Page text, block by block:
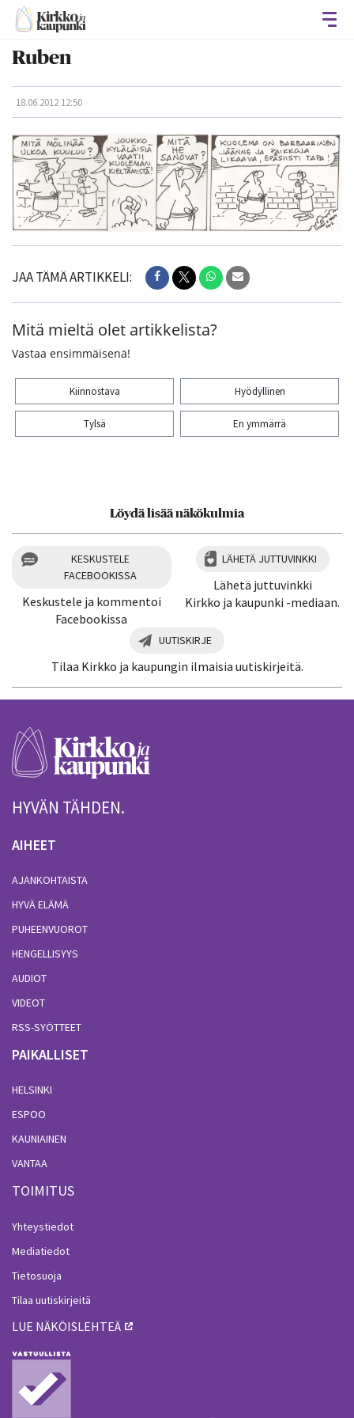
Ruben
18.06.2012 12:50
JAA TÄMÄ ARTIKKELI:
Mitä mieltä olet artikkelista?
Vastaa ensimmäisenä!
Kiinnostava Hyödyllinen
Tylsä En ymmärrä
Löydä lisää näkökulmia
KESKUSTELE
FACEBOOKISSA
Keskustele ja kommentoi
Facebookissa
LÄHETÄ JUTTUVINKKI
Lähetä juttuvinkki
Kirkko ja kaupunki -mediaan.
UUTISKIRJE
Tilaa Kirkko ja kaupungin ilmaisia uutiskirjeitä.
HYVÄN TÄHDEN.
AIHEET
AJANKOHTAISTA
HYVÄ ELÄMÄ
PUHEENVUOROT
HENGELLISYYS
AUDIOT
VIDEOT
RSS-SYÖTTEET
PAIKALLISET
HELSINKI
ESPOO
KAUNIAINEN
VANTAA
TOIMITUS
Yhteystiedot
Mediatiedot
Tietosuoja
Tilaa uutiskirjeitä
LUE NÄKÖISLEHTEÄ